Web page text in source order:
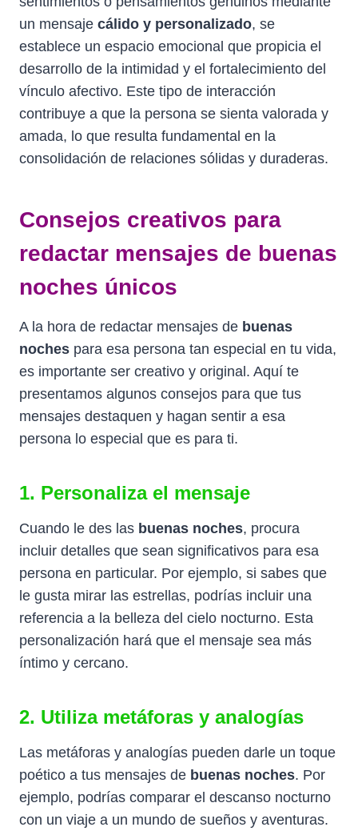
un mensaje cálido y personalizado, se
establece un espacio emocional que propicia el
desarrollo de la intimidad y el fortalecimiento del
vínculo afectivo. Este tipo de interacción
contribuye a que la persona se sienta valorada y
amada, lo que resulta fundamental en la
consolidación de relaciones sólidas y duraderas.
Consejos creativos para
redactar mensajes de buenas
noches únicos
A la hora de redactar mensajes de buenas
noches para esa persona tan especial en tu vida,
es importante ser creativo y original. Aquí te
presentamos algunos consejos para que tus
mensajes destaquen y hagan sentir a esa
persona lo especial que es para ti.
1. Personaliza el mensaje
Cuando le des las buenas noches, procura
incluir detalles que sean significativos para esa
persona en particular. Por ejemplo, si sabes que
le gusta mirar las estrellas, podrías incluir una
referencia a la belleza del cielo nocturno. Esta
personalización hará que el mensaje sea más
íntimo y cercano.
2. Utiliza metáforas y analogías
Las metáforas y analogías pueden darle un toque
poético a tus mensajes de buenas noches. Por
ejemplo, podrías comparar el descanso nocturno
con un viaje a un mundo de sueños y aventuras.